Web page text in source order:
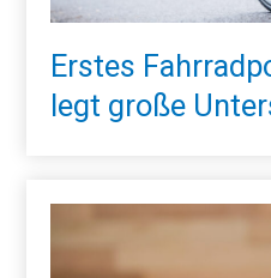
Erstes
legt große